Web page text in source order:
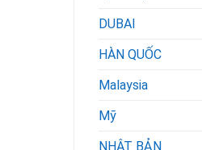
DUBAI
HÀN QUỐC
Malaysia
Mỹ
NHẬT BẢN